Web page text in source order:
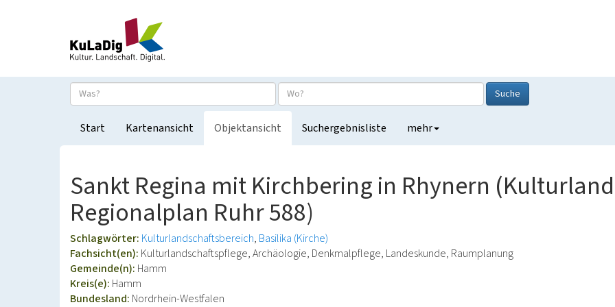
Suche
Start Kartenansicht Objektansicht Suchergebnisliste mehr
Sankt Regina mit Kirchbering in Rhynern
Regionalplan Ruhr 588)
Schlagwörter: Kulturlandschaftsbereich Basilika (Kirche)
Fachsicht(en): Kulturlandschaftspflege, Archäologie, Denkmalpflege, Landeskunde, Raumplanung
Gemeinde(n): Hamm
Kreis(e): Hamm
Bundesland: Nordrhein-Westfalen